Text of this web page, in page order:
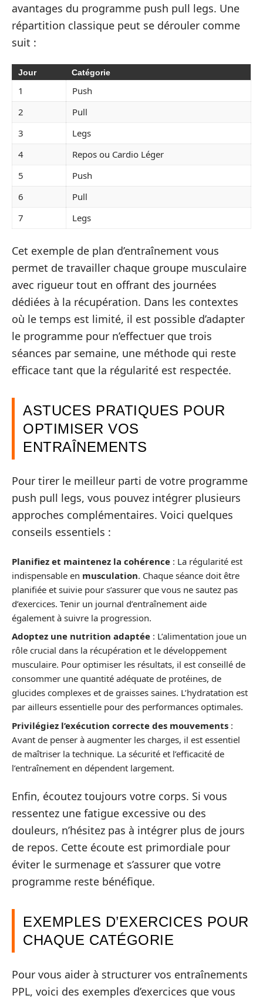
avantages du programme push pull legs. Une
répartition classique peut se dérouler comme
suit :
Jour Catégorie
1
Push
2
Pull
3
Legs
4
Repos ou Cardio Léger
5
Push
6
Pull
7
Legs
Cet exemple de plan d’entraînement vous
permet de travailler chaque groupe musculaire
avec rigueur tout en offrant des journées
dédiées à la récupération. Dans les contextes
où le temps est limité, il est possible d’adapter
le programme pour n’effectuer que trois
séances par semaine, une méthode qui reste
efficace tant que la régularité est respectée.
ASTUCES PRATIQUES POUR
OPTIMISER VOS
ENTRAÎNEMENTS
Pour tirer le meilleur parti de votre programme
push pull legs, vous pouvez intégrer plusieurs
approches complémentaires. Voici quelques
conseils essentiels :
Planifiez et maintenez la cohérence : La régularité est
indispensable en musculation. Chaque séance doit être
planifiée et suivie pour s’assurer que vous ne sautez pas
d’exercices. Tenir un journal d’entraînement aide
également à suivre la progression.
Adoptez une nutrition adaptée : L’alimentation joue un
rôle crucial dans la récupération et le développement
musculaire. Pour optimiser les résultats, il est conseillé de
consommer une quantité adéquate de protéines, de
glucides complexes et de graisses saines. L’hydratation est
par ailleurs essentielle pour des performances optimales.
Privilégiez l’exécution correcte des mouvements :
Avant de penser à augmenter les charges, il est essentiel
de maîtriser la technique. La sécurité et l’efficacité de
l’entraînement en dépendent largement.
Enfin, écoutez toujours votre corps. Si vous
ressentez une fatigue excessive ou des
douleurs, n’hésitez pas à intégrer plus de jours
de repos. Cette écoute est primordiale pour
éviter le surmenage et s’assurer que votre
programme reste bénéfique.
EXEMPLES D’EXERCICES POUR
CHAQUE CATÉGORIE
Pour vous aider à structurer vos entraînements
PPL, voici des exemples d’exercices que vous